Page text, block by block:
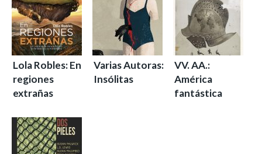
Lola Robles: En
regiones
extrañas
Varias Autoras:
Insólitas
VV. AA.:
América
fantástica